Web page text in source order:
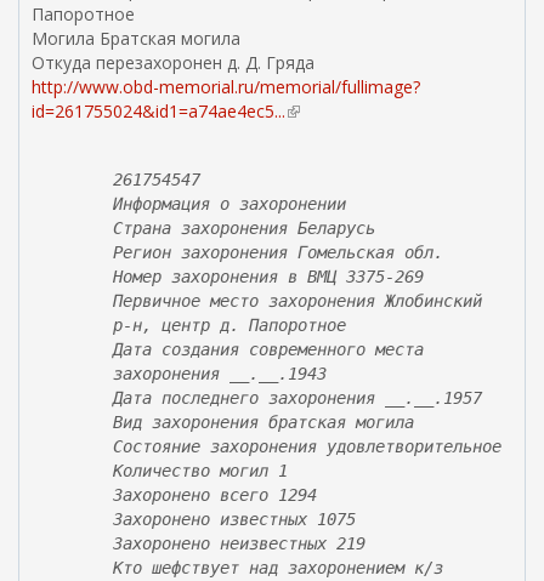
Папоротное
Могила Братская могила
Откуда перезахоронен д. Д. Гряда
http://www.obd-memorial.ru/memorial/fullimage?
id=261755024&id1=a74ae4ec5...(
ш
н
я
я
с
с
ы
л
к
а
)
261754547
Информация о захоронении
Страна захоронения Беларусь
Регион захоронения Гомельская обл.
Номер захоронения в ВМЦ З375-269
Первичное место захоронения Жлобинский
р-н, центр д. Папоротное
Дата создания современного места
захоронения __.__.1943
Дата последнего захоронения __.__.1957
Вид захоронения братская могила
Состояние захоронения удовлетворительное
Количество могил 1
Захоронено всего 1294
Захоронено известных 1075
Захоронено неизвестных 219
Кто шефствует над захоронением к/з